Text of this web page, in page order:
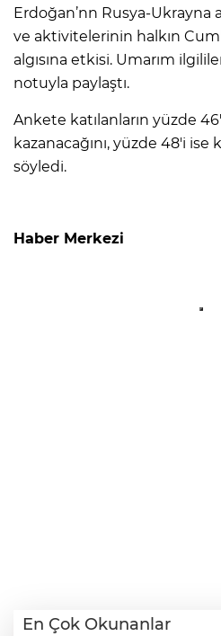
Erdoğan’nn Rusya-Ukrayna
ve aktivitelerinin halkın
algısına etkisi. Umarım
notuyla paylaştı.
Ankete katılanların yüzde
kazanacağını, yüzde 48'i ise
söyledi.
Haber Merkezi
En Çok Okunanlar